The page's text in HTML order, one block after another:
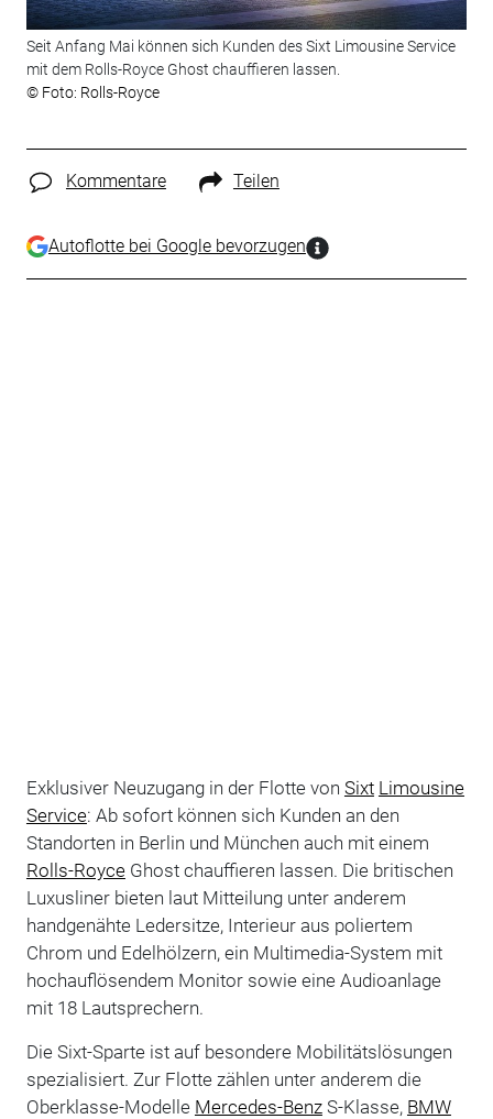
Seit Anfang Mai können sich Kunden des Sixt Limousine Service
mit dem Rolls-Royce Ghost chauffieren lassen.
© Foto: Rolls-Royce
Kommentare Teilen
Autoflotte bei Google bevorzugen
Exklusiver Neuzugang in der Flotte von Sixt Limousine
Service: Ab sofort können sich Kunden an den
Standorten in Berlin und München auch mit einem
Rolls-RoyceGhost chauffieren lassen. Die britischen
Luxusliner bieten laut Mitteilung unter anderem
handgenähte Ledersitze, Interieur aus poliertem
Chrom und Edelhölzern, ein Multimedia-System mit
hochauflösendem Monitor sowie eine Audioanlage
mit 18 Lautsprechern.
Die Sixt-Sparte ist auf besondere Mobilitätslösungen
spezialisiert. Zur Flotte zählen unter anderem die
Oberklasse-Modelle Mercedes-BenzS-Klasse, BMW